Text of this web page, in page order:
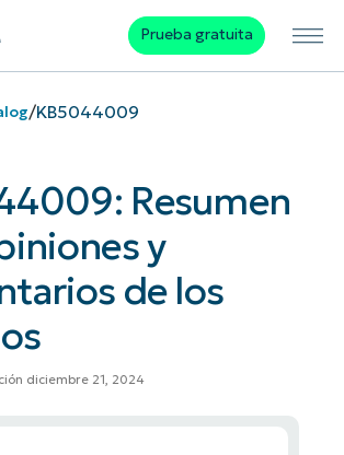
Prueba gratuita
/KB5044009
Resumen
y
de los
diciembre 21, 2024